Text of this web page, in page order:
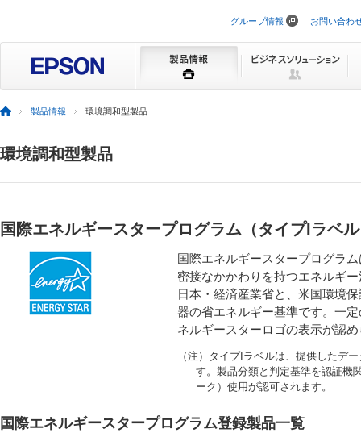
ビ
ョ
グループ情報 お問い合わ
製品情報 環境調和型製品
環境調和型製品
国際エネルギースタープログラム（タイプIラベル
国際エネルギースタープログラ
密接なかかわりを持つエネルギ
日本・経済産業省と、米国環境
器の省エネルギー基準です。一
ネルギースターロゴの表示が認
（注）タイプIラベルは、提供したデ
す。製品分類と判定基準を認証機
ーク）使用が認可されます。
国際エネルギースタープログラム登録製品一覧